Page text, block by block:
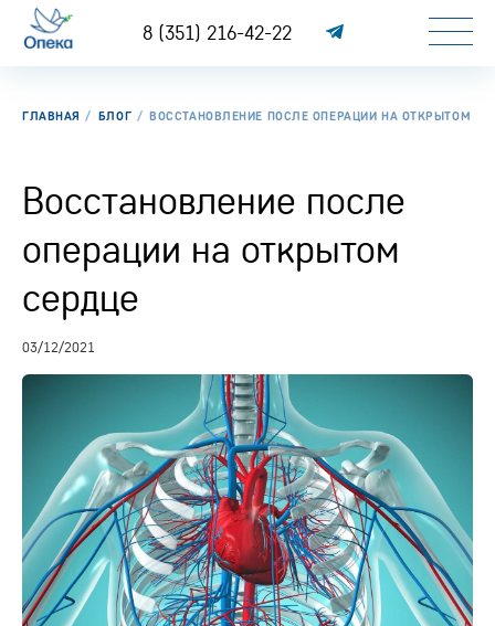
8 (351) 216-42-22
ГЛАВНАЯ БЛОГ ВОССТАНОВЛЕНИЕ ПОСЛЕ ОПЕРАЦИИ НА ОТКРЫТОМ
Восстановление после
операции на открытом
сердце
03/12/2021